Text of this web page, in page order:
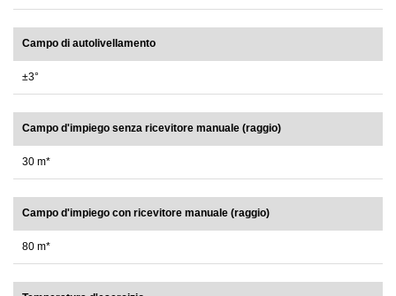
Campo di autolivellamento
±3°
Campo d'impiego senza ricevitore manuale (raggio)
30 m*
Campo d'impiego con ricevitore manuale (raggio)
80 m*